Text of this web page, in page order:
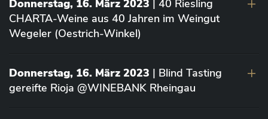
Donnerstag, 16. März 2023 | 40 Riesling
CHARTA-Weine aus 40 Jahren im Weingut
Wegeler (Oestrich-Winkel)
Donnerstag, 16. März 2023 | Blind Tasting
gereifte Rioja @WINEBANK Rheingau